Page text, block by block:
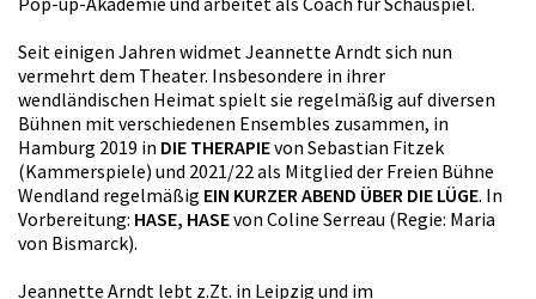
Seit einigen Jahren widmet Jeannette Arndt sich nun
vermehrt dem Theater. Insbesondere in ihrer
wendländischen Heimat spielt sie regelmäßig auf diversen
Bühnen mit verschiedenen Ensembles zusammen, in
Hamburg 2019 in DIE THERAPIEvon Sebastian Fitzek
(Kammerspiele) und 2021/22 als Mitglied der Freien Bühne
Wendland regelmäßig EIN KURZER ABEND ÜBER DIE LÜGE. In
Vorbereitung: HASE, HASEvon Coline Serreau (Regie: Maria
von Bismarck).
Jeannette Arndt lebt z.Zt. in Leipzig und im